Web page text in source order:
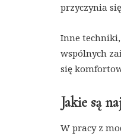
przyczynia
Inne
wspólnych
się
Jakie są
W pracy z